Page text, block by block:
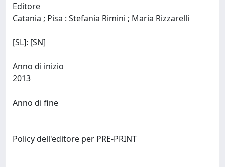
Editore
Catania ; Pisa : Stefania Rimini ; Maria Rizzarelli
Anno di inizio
Anno di fine
Policy dell'editore per PRE-PRINT